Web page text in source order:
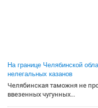
На границе Челябинской
нелегальных казанов
Челябинская таможня не
ввезенных чугунных...